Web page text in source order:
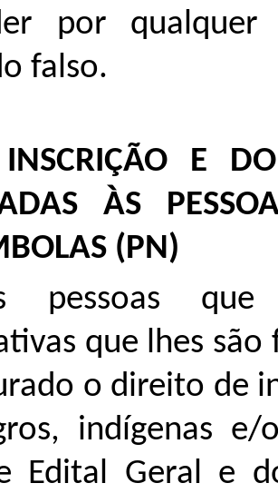
por
falso.
E
ÀS
(PN)
pessoas
que lhes
o direito de
indígenas
Edital Geral e